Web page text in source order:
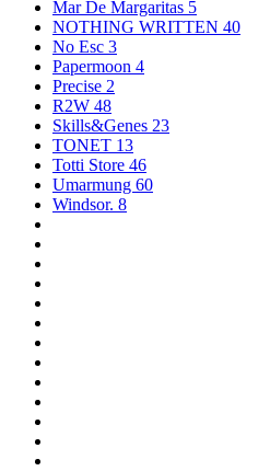
Mar De Margaritas 5
NOTHING WRITTEN 40
No Esc 3
Papermoon 4
Precise 2
R2W 48
Skills&Genes 23
TONET 13
Totti Store 46
Umarmung 60
Windsor. 8